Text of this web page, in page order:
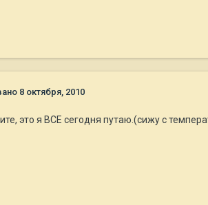
8 октября, 2010
это я ВСЕ сегодня путаю.(сижу с